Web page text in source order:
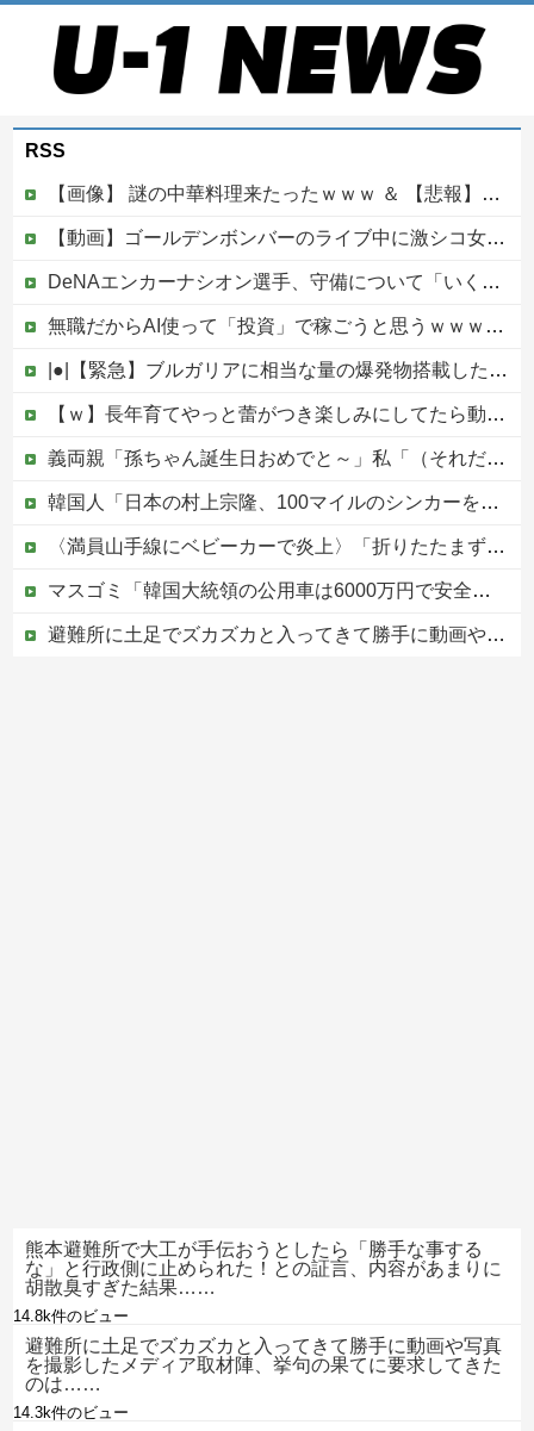
RSS
【画像】 謎の中華料理来たったｗｗｗ ＆ 【悲報】近所の謎の台湾料理屋、遂に値上げ
【動画】ゴールデンボンバーのライブ中に激シコ女さんが乱入してしまうｗｗｗｗｗ
DeNAエンカーナシオン選手、守備について「いくら得点しても、エラーを重ねれば逆転されてしまう。そういう意味から自分にとっては、打撃よりも守備の方が大事」
無職だからAI使って「投資」で稼ごうと思うｗｗｗｗｗ他
|●|【緊急】ブルガリアに相当な量の爆発物搭載したドローンが侵入！ルーマニア国境付近で爆発「おいウクライナ軍がよく使う機種だぞ」
【ｗ】長年育てやっと蕾がつき楽しみにしてたら動物の死肉に擬態（外観・腐肉臭）する花が！
義両親「孫ちゃん誕生日おめでと～」私「（それだけ…？）」頻繁に会って孫も見せてるのにプレゼントも欲しいもの調査も一切なし！海外旅行行きまくるお金はあるのになぜ・・？
韓国人「日本の村上宗隆、100マイルのシンカーを逆方向に・・・2戦連発の26号ソロホームラン」→「羨ましすぎる 韓国はこんな打者がいなのか」「ア...
〈満員山手線にベビーカーで炎上〉「折りたたまず乗車できる」はずなのに…JR東日本が示した見解
マスゴミ「韓国大統領の公用車は6000万円で安全装備！」「高市の公用車は3000万円で贅沢！」
避難所に土足でズカズカと入ってきて勝手に動画や写真を撮影したメディア取材陣、挙句の果てに要求してきたのは……
熊本避難所で大工が手伝おうとしたら「勝手な事する
な」と行政側に止められた！との証言、内容があまりに
胡散臭すぎた結果……
14.8k件のビュー
避難所に土足でズカズカと入ってきて勝手に動画や写真
を撮影したメディア取材陣、挙句の果てに要求してきた
のは……
14.3k件のビュー